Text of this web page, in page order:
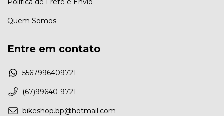
Política de Frete e Envio
Quem Somos
Entre em contato
5567996409721
(67)99640-9721
bikeshop.bp@hotmail.com